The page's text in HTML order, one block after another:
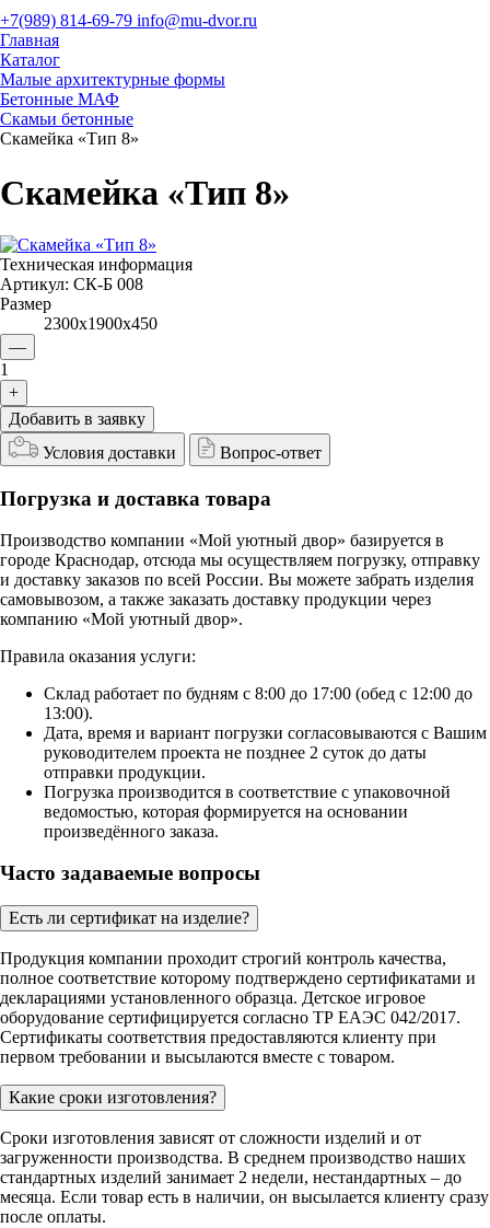
+7(989) 814-69-79 info@mu-dvor.ru
Главная
Каталог
Малые архитектурные формы
Бетонные МАФ
Скамьи бетонные
Скамейка «Тип 8»
Скамейка «Тип 8»
Техническая информация
Артикул: СК-Б 008
Размер
2300х1900х450
—
1
+
Добавить в заявку
Условия доставки
Вопрос-ответ
Погрузка и доставка товара
Производство компании «Мой уютный двор» базируется в
городе Краснодар, отсюда мы осуществляем погрузку, отправку
и доставку заказов по всей России. Вы можете забрать изделия
самовывозом, а также заказать доставку продукции через
компанию «Мой уютный двор».
Правила оказания услуги:
Склад работает по будням с 8:00 до 17:00 (обед с 12:00 до
13:00).
Дата, время и вариант погрузки согласовываются с Вашим
руководителем проекта не позднее 2 суток до даты
отправки продукции.
Погрузка производится в соответствие с упаковочной
ведомостью, которая формируется на основании
произведённого заказа.
Часто задаваемые вопросы
Есть ли сертификат на изделие?
Продукция компании проходит строгий контроль качества,
полное соответствие которому подтверждено сертификатами и
декларациями установленного образца. Детское игровое
оборудование сертифицируется согласно ТР ЕАЭС 042/2017.
Сертификаты соответствия предоставляются клиенту при
первом требовании и высылаются вместе с товаром.
Какие сроки изготовления?
Сроки изготовления зависят от сложности изделий и от
загруженности производства. В среднем производство наших
стандартных изделий занимает 2 недели, нестандартных – до
месяца. Если товар есть в наличии, он высылается клиенту сразу
после оплаты.